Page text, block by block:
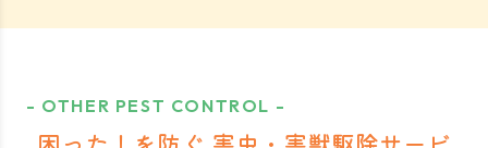
- OTHER PEST CONTROL -